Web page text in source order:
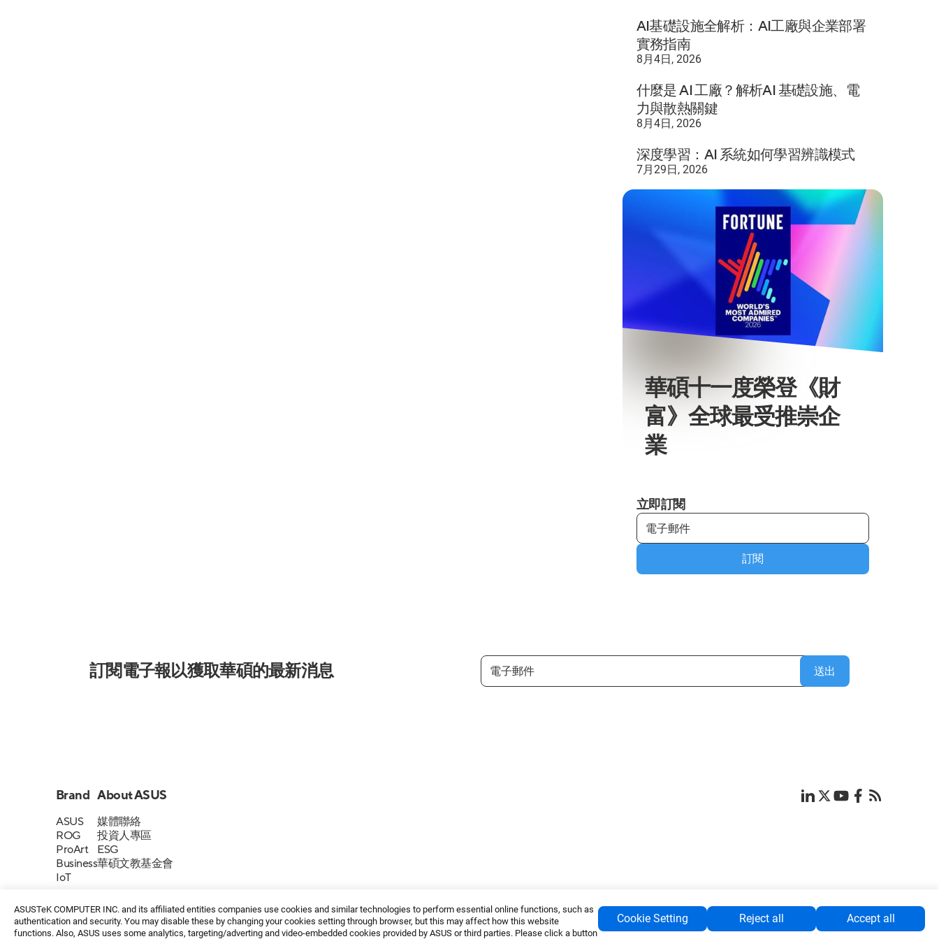
ASUSTeK COMPUTER INC. and its affiliated entities companies use cookies and similar technologies to perform essential online functions, such as
authentication and security. You may disable these by changing your cookies setting through browser, but this may affect how this website
functions. Also, ASUS uses some analytics, targeting/adverting and video-embedded cookies provided by ASUS or third parties. Please click a button
Cookie Setting Reject all Accept all
AI基礎設施全解析：AI工廠與企業部署
實務指南
8月4日, 2026
什麼是 AI 工廠？解析AI 基礎設施、電
力與散熱關鍵
8月4日, 2026
深度學習：AI 系統如何學習辨識模式
7月29日, 2026
華碩十一度榮登《財
富》全球最受推崇企
業
立即訂閱
訂閱
訂閱電子報以獲取華碩的最新消息 送出
Brand
ASUS
ROG
ProArt
Business
IoT
About ASUS
媒體聯絡
投資人專區
ESG
華碩文教基金會